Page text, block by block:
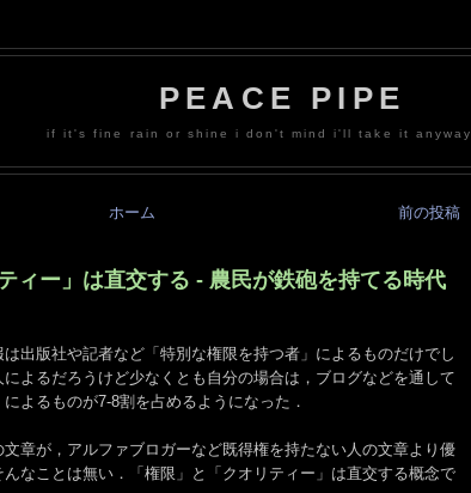
PEACE PIPE
if it's fine rain or shine i don't mind i'll take it anyway
前の投稿
ホーム
ィー」は直交する - 農民が鉄砲を持てる時代
出版社や記者など「特別な権限を持つ者」によるものだけでし
よるだろうけど少なくとも自分の場合は，ブログなどを通して
よるものが7-8割を占めるようになった．
章が，アルファブロガーなど既得権を持たない人の文章より優
なことは無い．「権限」と「クオリティー」は直交する概念で